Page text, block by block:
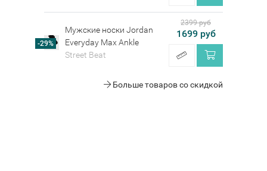
-29%
Мужские носки Jordan
Everyday Max Ankle
Street Beat
2399 руб
1699 руб
Больше товаров со скидкой